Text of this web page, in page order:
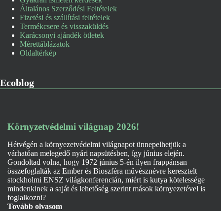
Általános Szerződési Feltételek
Fizetési és szállítási feltételek
Termékcsere és visszaküldés
Karácsonyi ajándék ötletek
Mérettáblázatok
Oldaltérkép
Ecoblog
Környzetvédelmi világnap 2026!
Hétvégén a környezetvédelmi világnapot ünnepelhetjük a
várhatóan melegedő nyári napsütésben, így június elején.
Gondoltad volna, hogy 1972 június 5-én ilyen frappánsan
összefoglalták az Ember és Bioszféra művésznévre keresztelt
stockholmi ENSZ világkonferencián, miért is kutya kötelessége
mindenkinek a saját és lehetőség szerint mások környezetével is
foglalkozni?
Tovább olvasom